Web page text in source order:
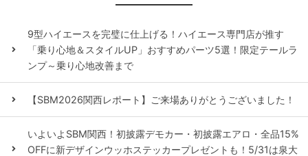
9型ハイエースを完璧に仕上げる！ハイエース専門店が推す
「乗り心地＆スタイルUP」おすすめパーツ5選！限定テールラ
ンプ～乗り心地改善まで
【SBM2026関西レポート】ご来場ありがとうございました！
いよいよSBM関西！初披露デモカー・初披露エアロ・全品15%
OFFに新デザインウッホステッカープレゼントも！5/31は泉大